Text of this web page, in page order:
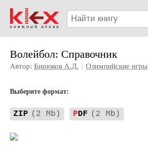
Волейбол: Справочник
Автор: Бирюков А.Д. | Олимпийские игры
Выберите формат:
ZIP (2 Mb) PDF (2 Mb)